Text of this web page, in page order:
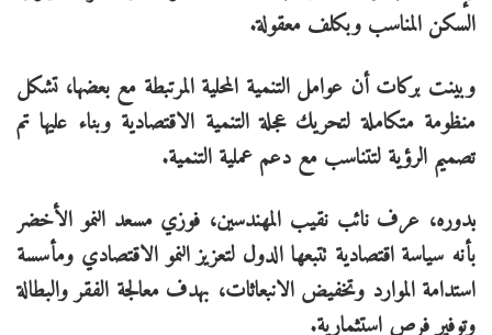
السكن المناسب وبكلف معقولة.
وبينت بركات أن عوامل التنمية المحلية المرتبطة مع بعضها، تشكل
منظومة متكاملة لتحريك عجلة التنمية الاقتصادية وبناء عليها تم
تصميم الرؤية لتتناسب مع دعم عملية التنمية.
بدوره، عرف نائب نقيب المهندسين، فوزي مسعد النمو الأخضر
بأنه سياسة اقتصادية تتبعها الدول لتعزيز النمو الاقتصادي ومأسسة
استدامة الموارد وتخفيض الانبعاثات، بهدف معالجة الفقر والبطالة
وتوفير فرص استثمارية.